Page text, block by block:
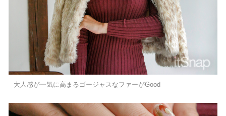
大人感が一気に高まるゴージャスなファーがGood